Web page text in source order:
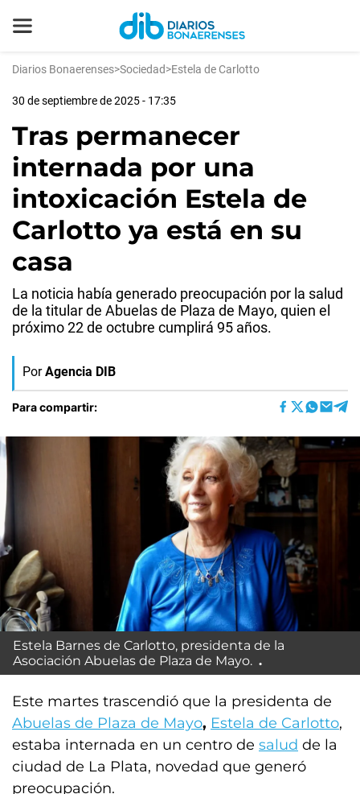
Diarios Bonaerenses>Sociedad>Estela de Carlotto
30 de septiembre de 2025 - 17:35
Tras permanecer
internada por una
intoxicación Estela de
Carlotto ya está en su
casa
La noticia había generado preocupación por la salud
de la titular de Abuelas de Plaza de Mayo, quien el
próximo 22 de octubre cumplirá 95 años.
Por Agencia DIB
Para compartir:
Estela Barnes de Carlotto, presidenta de la
Asociación Abuelas de Plaza de Mayo.
Este martes trascendió que la presidenta de
Abuelas de Plaza de Mayo, Estela de Carlotto,
estaba internada en un centro de salud de la
ciudad de La Plata, novedad que generó
preocupación.